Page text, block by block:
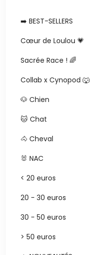
➡️ BEST-SELLERS
Cœur de Loulou 💗
Sacrée Race ! 🌈
Collab x Cynopod 🐺
🐶 Chien
🐱 Chat
🐴 Cheval
🐰 NAC
< 20 euros
20 - 30 euros
30 - 50 euros
> 50 euros